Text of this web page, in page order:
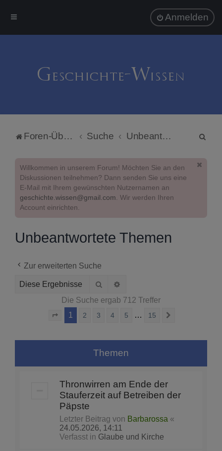
Anmelden
Foren-Übersicht Suche Unbeantwortete Themen
Willkommen in unserem Forum! Möchten Sie an den
Diskussionen teilnehmen? Dann senden Sie uns eine
E-Mail mit Ihrem gewünschten Nutzernamen an
geschichte.wissen@gmail.com. Wir werden Ihren
Account einrichten.
Unbeantwortete Themen
Zur erweiterten Suche
Suche
Die Suche ergab 712 Treffer
Seite von 15
1 2 3 4 5 … 15
Themen
Thronwirren am Ende der
Stauferzeit auf Betreiben der
Päpste
Letzter Beitrag von Barbarossa «
24.05.2026, 14:11
Verfasst in Glaube und Kirche